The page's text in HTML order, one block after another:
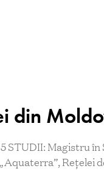
din
STUDII: Magistru
Rețelei